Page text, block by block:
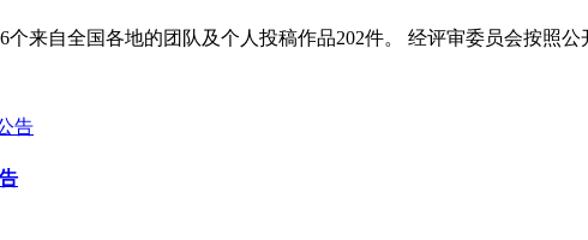
来自全国各地的团队及个人投稿作品202件。 经评审委员会按照公